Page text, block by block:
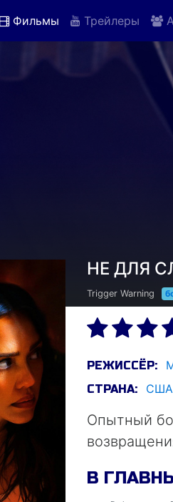
Фильмы Трейлеры
НЕ ДЛЯ
Trigger Warning
РЕЖИССЁР:
СТРАНА: США
Опытный
В